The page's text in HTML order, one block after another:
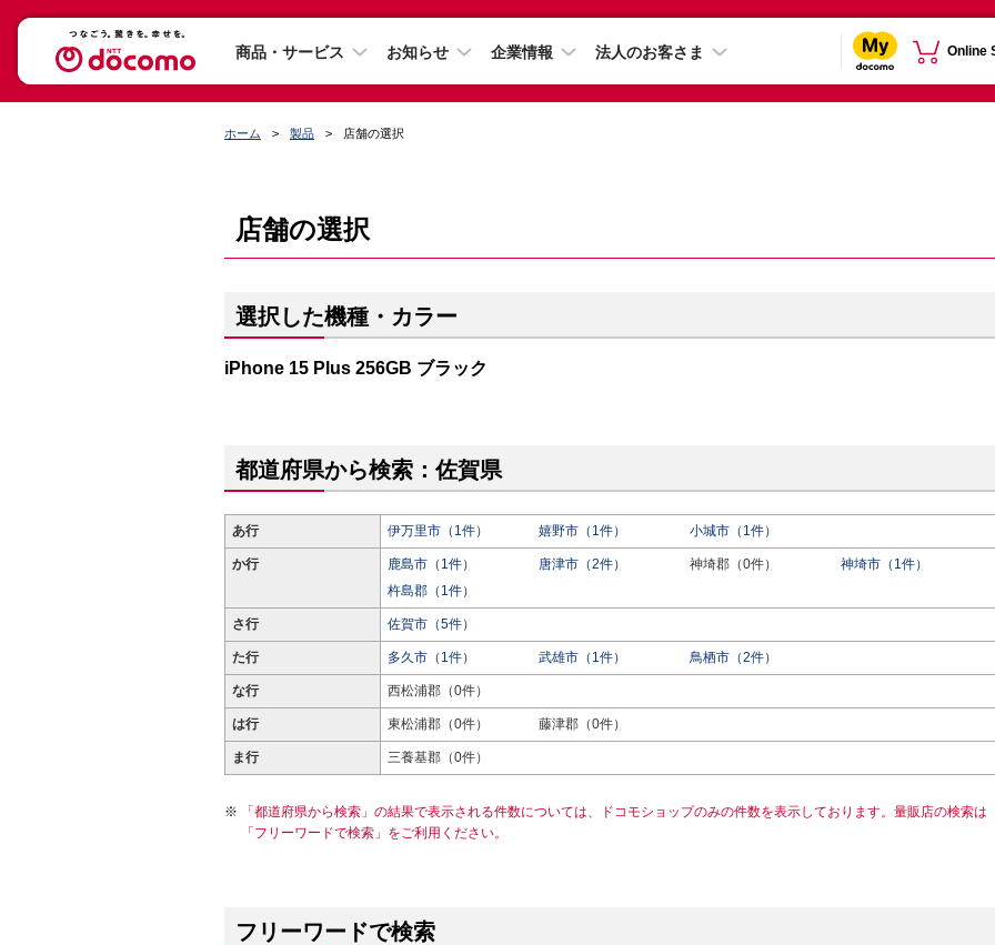
商品・サービス お知らせ 企業情報 法人のお客さま Online
ホーム 製品 店舗の選択
店舗の選択
選択した機種・カラー
iPhone 15 Plus 256GB ブラック
都道府県から検索：佐賀県
あ行 伊万里市（1件） 嬉野市（1件） 小城市（1件）
か行 鹿島市（1件） 唐津市（2件） 神埼郡（0件）
神埼市（1件）
杵島郡（1件）
さ行 佐賀市（5件）
た行 多久市（1件） 武雄市（1件） 鳥栖市（2件）
な行 西松浦郡（0件）
は行 東松浦郡（0件） 藤津郡（0件）
ま行 三養基郡（0件）
「都道府県から検索」の結果で表示される件数については、ドコモショップのみの件数を表示しております。量販店の検索は
「フリーワードで検索」をご利用ください。
フリーワードで検索